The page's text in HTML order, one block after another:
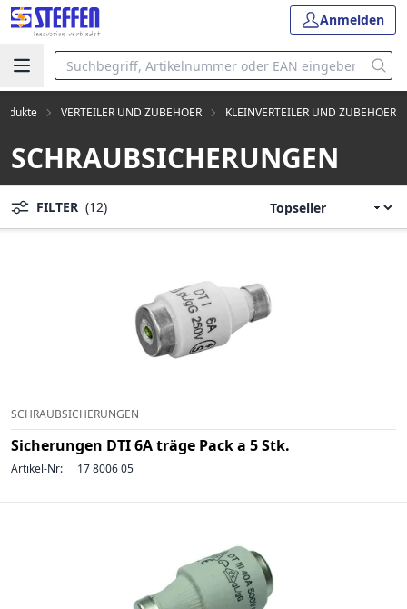
Anmelden
VERTEILER UND ZUBEHOER KLEINVERTEILER UND ZUBEHOER
SCHRAUBSICHERUNGEN
FILTER (12)
SCHRAUBSICHERUNGEN
Sicherungen DTI 6A träge Pack a 5 Stk.
Artikel-Nr: 17 8006 05